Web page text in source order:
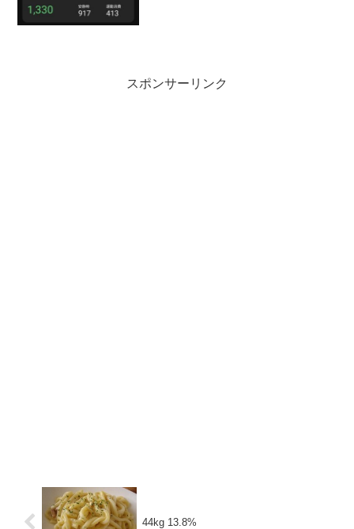
スポンサーリンク
44kg 13.8%